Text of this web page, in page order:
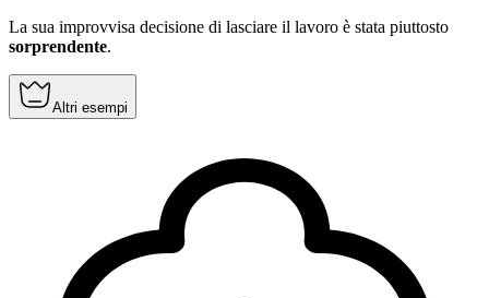
La sua improvvisa decisione di lasciare il lavoro è stata piuttosto
sorprendente.
Altri esempi